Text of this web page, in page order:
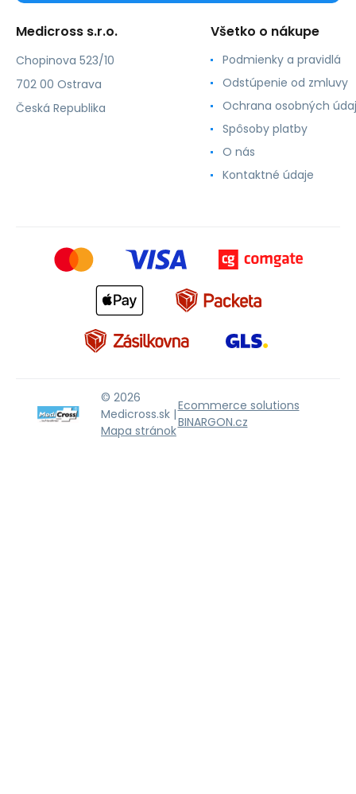
Medicross s.r.o.
Chopinova 523/10
702 00 Ostrava
Česká Republika
Všetko o nákupe
Podmienky a pravidlá
Odstúpenie od zmluvy
Ochrana osobných
Spôsoby platby
O nás
Kontaktné údaje
© 2026
Medicross.sk |
Mapa stránok
Ecommerce solutions
BINARGON.cz